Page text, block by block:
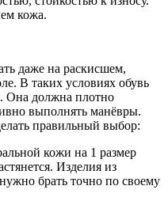
кожа.
даже на раскисшем,
В таких условиях обувь
Она должна плотно
выполнять манёвры.
правильный выбор:
кожи на 1 размер
Изделия из
брать точно по своему